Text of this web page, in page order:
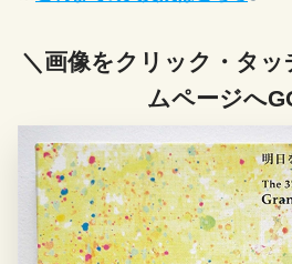
＼画像をクリック・タ
ムページへ